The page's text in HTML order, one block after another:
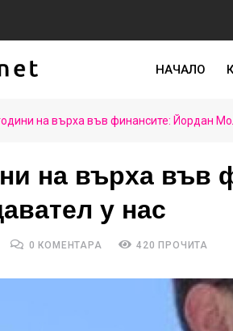
НАЧАЛО
на върха във финансите: Йордан
на върха във
у нас
0 КОМЕНТАРА 420 ПРОЧИТА